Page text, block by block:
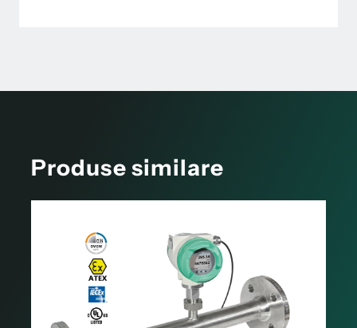
Produse similare